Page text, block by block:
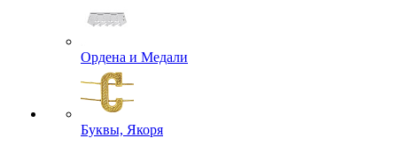
Ордена и Медали
Буквы, Якоря